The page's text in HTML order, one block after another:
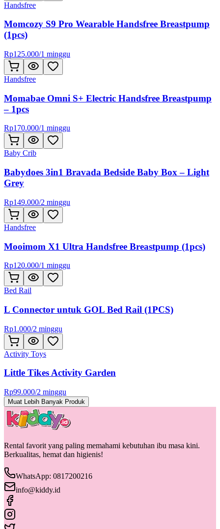
Handsfree
Momcozy S9 Pro Wearable Handsfree Breastpump
(1pcs)
Rp125.000/1 minggu
Handsfree
Momabae Omni S+ Electric Handsfree Breastpump
– 1pcs
Rp170.000/1 minggu
Baby Crib
Babydoes 3in1 Bravada Bedside Baby Box – Light
Grey
Rp149.000/2 minggu
Handsfree
Mooimom X1 Ultra Handsfree Breastpump (1pcs)
Rp120.000/1 minggu
Bed Rail
L Connector untuk GOL Bed Rail (1PCS)
Rp1.000/2 minggu
Activity Toys
Little Tikes Activity Garden
Rp99.000/2 minggu
Muat Lebih Banyak Produk
Rental favorit yang paling memahami kebutuhan ibu masa kini.
Berkualitas, hemat dan higienis!
WhatsApp: 0817200216
info@kiddy.id